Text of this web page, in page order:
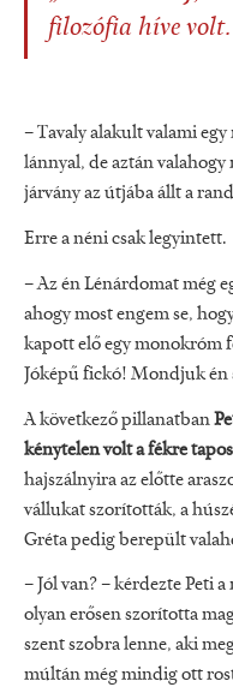
filozófia híve volt.
– Tavaly alakult valami
lánnyal, de aztán valahogy
járvány az útjába állt a
Erre a néni csak legyintett.
– Az én Lénárdomat még
ahogy most engem se,
kapott elő egy monokróm
Jóképű fickó! Mondjuk én
A következő pillanatban
kénytelen volt a fékre
hajszálnyira az előtte
vállukat szorították, a
Gréta pedig berepült
– Jól van? – kérdezte Peti
olyan erősen szorította
szent szobra lenne, aki
múltán még mindig ott